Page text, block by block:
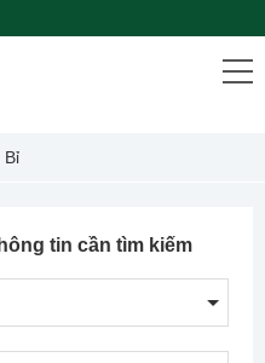
Bỉ
tin cần tìm kiếm